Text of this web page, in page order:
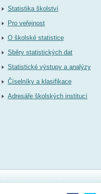
Statistika školství
Pro veřejnost
O školské statistice
Sběry statistických dat
Statistické výstupy a analýzy
Číselníky a klasifikace
Adresáře školských institucí